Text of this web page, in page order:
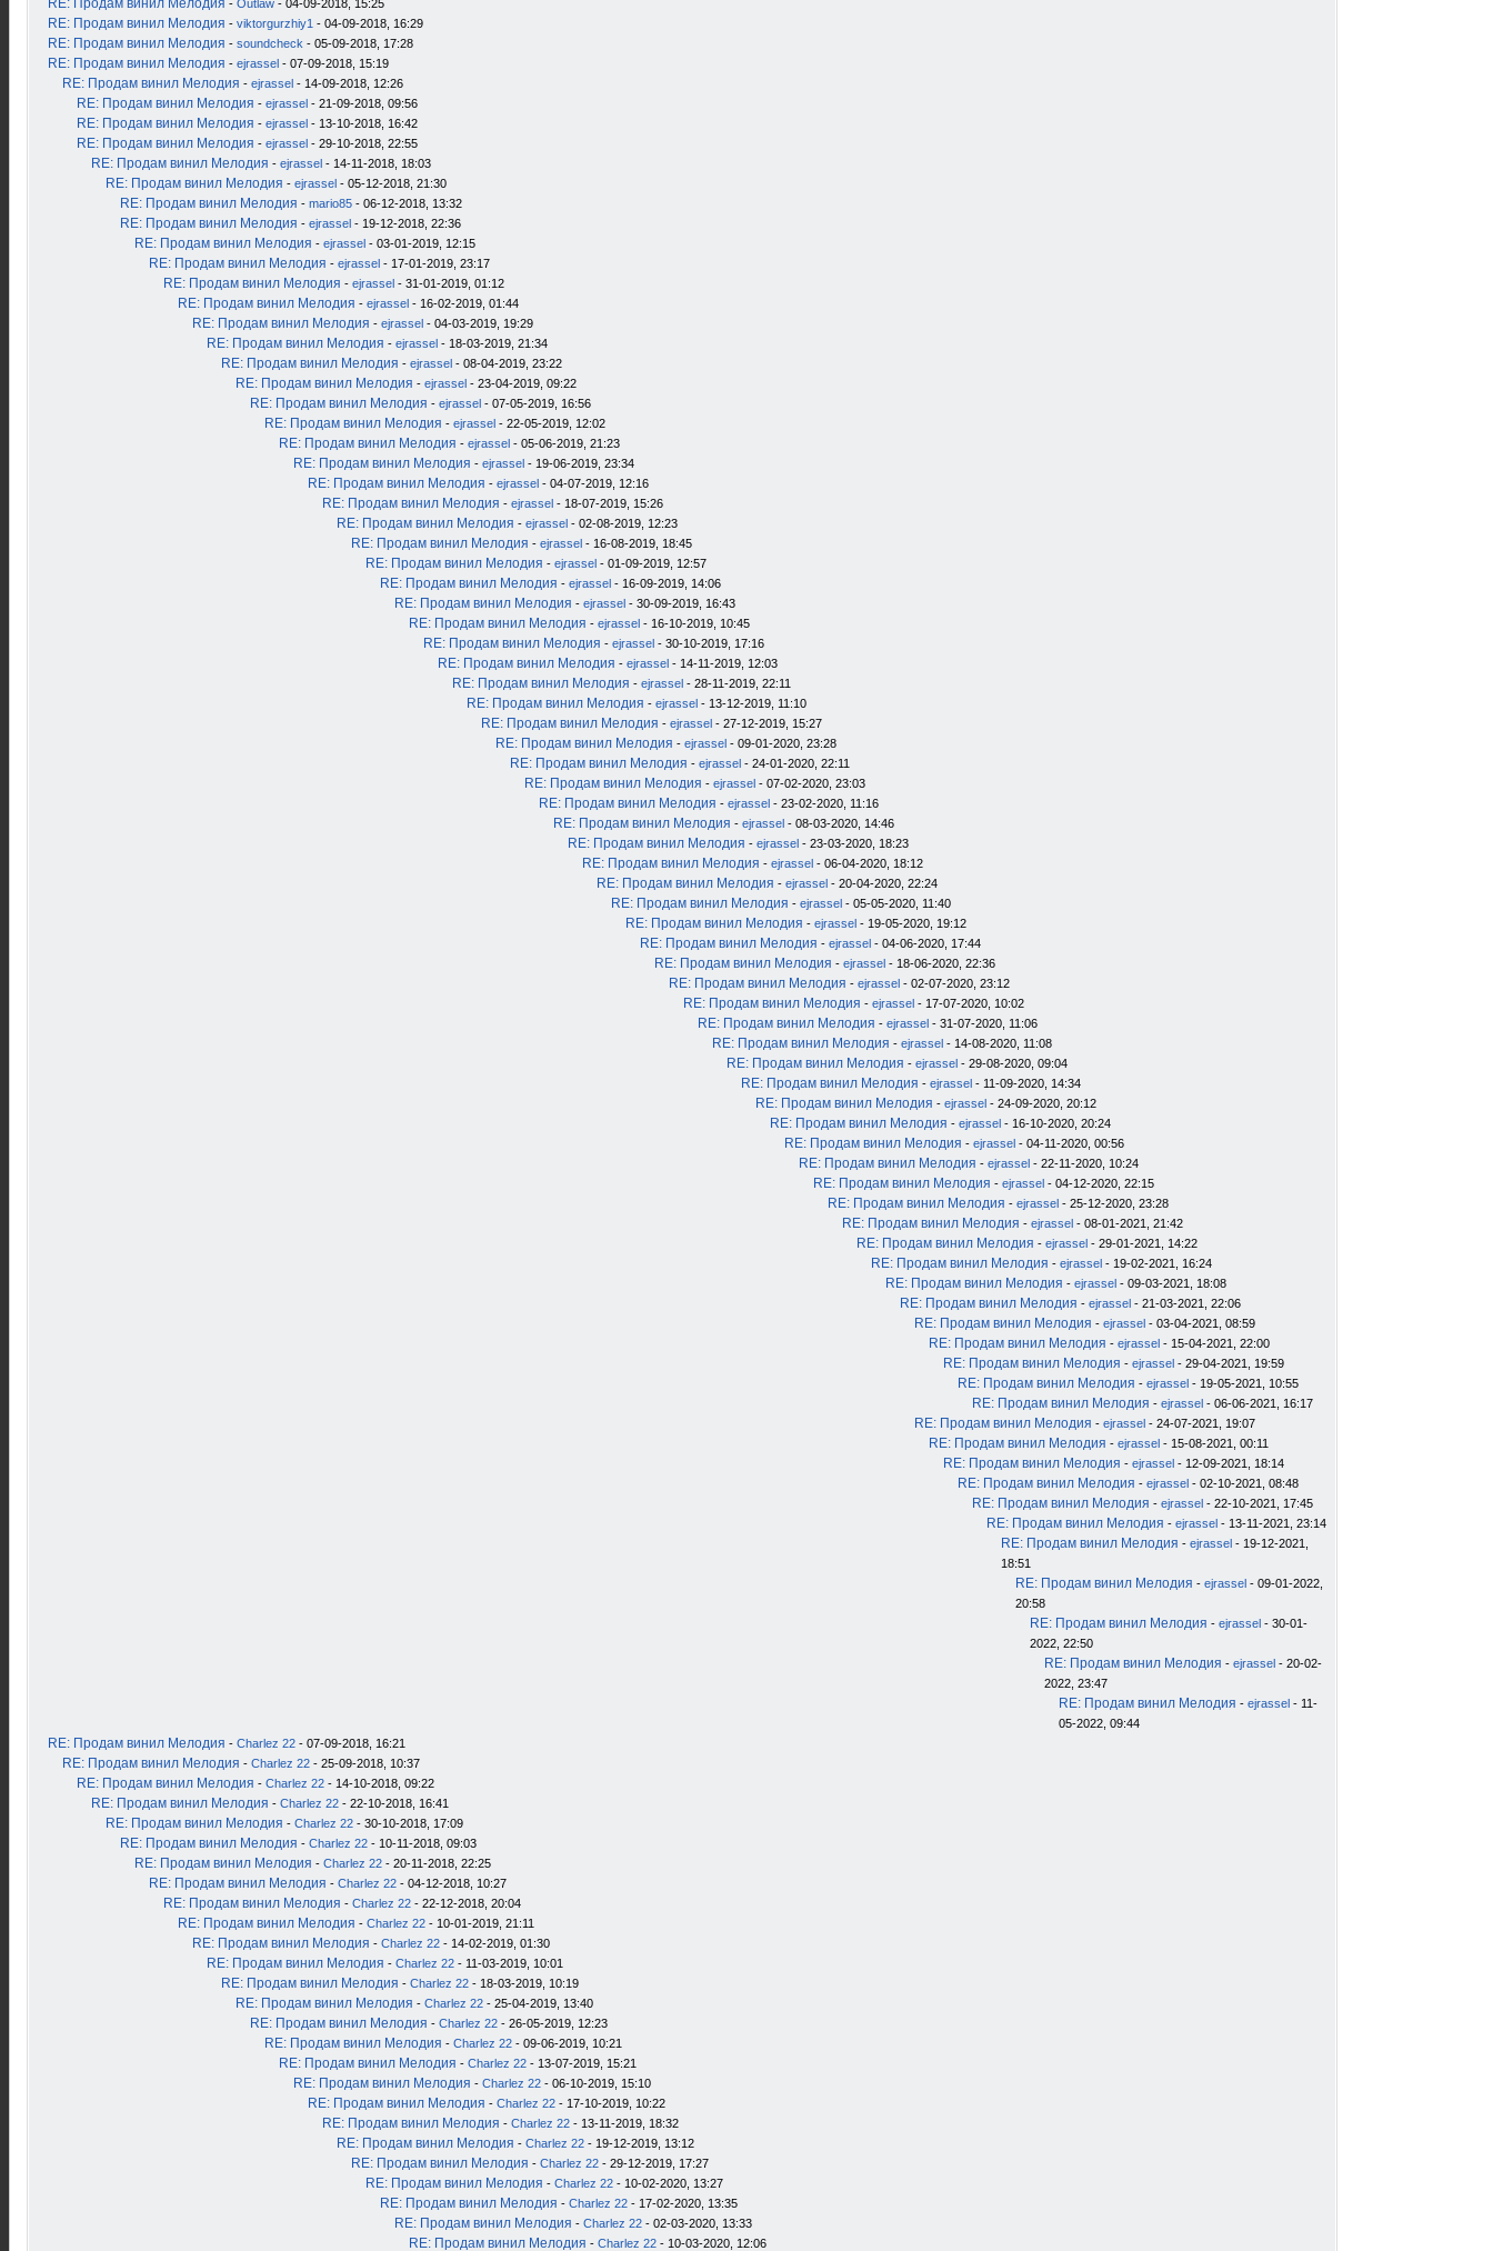
RE: Продам винил Мелодия - Outlaw - 04-09-2018, 15:25
RE: Продам винил Мелодия - viktorgurzhiy1 - 04-09-2018, 16:29
RE: Продам винил Мелодия - soundcheck - 05-09-2018, 17:28
RE: Продам винил Мелодия - ejrassel - 07-09-2018, 15:19
RE: Продам винил Мелодия - ejrassel - 14-09-2018, 12:26
RE: Продам винил Мелодия - ejrassel - 21-09-2018, 09:56
RE: Продам винил Мелодия - ejrassel - 13-10-2018, 16:42
RE: Продам винил Мелодия - ejrassel - 29-10-2018, 22:55
RE: Продам винил Мелодия - ejrassel - 14-11-2018, 18:03
RE: Продам винил Мелодия - ejrassel - 05-12-2018, 21:30
RE: Продам винил Мелодия - mario85 - 06-12-2018, 13:32
RE: Продам винил Мелодия - ejrassel - 19-12-2018, 22:36
RE: Продам винил Мелодия - ejrassel - 03-01-2019, 12:15
RE: Продам винил Мелодия - ejrassel - 17-01-2019, 23:17
RE: Продам винил Мелодия - ejrassel - 31-01-2019, 01:12
RE: Продам винил Мелодия - ejrassel - 16-02-2019, 01:44
RE: Продам винил Мелодия - ejrassel - 04-03-2019, 19:29
RE: Продам винил Мелодия - ejrassel - 18-03-2019, 21:34
RE: Продам винил Мелодия - ejrassel - 08-04-2019, 23:22
RE: Продам винил Мелодия - ejrassel - 23-04-2019, 09:22
RE: Продам винил Мелодия - ejrassel - 07-05-2019, 16:56
RE: Продам винил Мелодия - ejrassel - 22-05-2019, 12:02
RE: Продам винил Мелодия - ejrassel - 05-06-2019, 21:23
RE: Продам винил Мелодия - ejrassel - 19-06-2019, 23:34
RE: Продам винил Мелодия - ejrassel - 04-07-2019, 12:16
RE: Продам винил Мелодия - ejrassel - 18-07-2019, 15:26
RE: Продам винил Мелодия - ejrassel - 02-08-2019, 12:23
RE: Продам винил Мелодия - ejrassel - 16-08-2019, 18:45
RE: Продам винил Мелодия - ejrassel - 01-09-2019, 12:57
RE: Продам винил Мелодия - ejrassel - 16-09-2019, 14:06
RE: Продам винил Мелодия - ejrassel - 30-09-2019, 16:43
RE: Продам винил Мелодия - ejrassel - 16-10-2019, 10:45
RE: Продам винил Мелодия - ejrassel - 30-10-2019, 17:16
RE: Продам винил Мелодия - ejrassel - 14-11-2019, 12:03
RE: Продам винил Мелодия - ejrassel - 28-11-2019, 22:11
RE: Продам винил Мелодия - ejrassel - 13-12-2019, 11:10
RE: Продам винил Мелодия - ejrassel - 27-12-2019, 15:27
RE: Продам винил Мелодия - ejrassel - 09-01-2020, 23:28
RE: Продам винил Мелодия - ejrassel - 24-01-2020, 22:11
RE: Продам винил Мелодия - ejrassel - 07-02-2020, 23:03
RE: Продам винил Мелодия - ejrassel - 23-02-2020, 11:16
RE: Продам винил Мелодия - ejrassel - 08-03-2020, 14:46
RE: Продам винил Мелодия - ejrassel - 23-03-2020, 18:23
RE: Продам винил Мелодия - ejrassel - 06-04-2020, 18:12
RE: Продам винил Мелодия - ejrassel - 20-04-2020, 22:24
RE: Продам винил Мелодия - ejrassel - 05-05-2020, 11:40
RE: Продам винил Мелодия - ejrassel - 19-05-2020, 19:12
RE: Продам винил Мелодия - ejrassel - 04-06-2020, 17:44
RE: Продам винил Мелодия - ejrassel - 18-06-2020, 22:36
RE: Продам винил Мелодия - ejrassel - 02-07-2020, 23:12
RE: Продам винил Мелодия - ejrassel - 17-07-2020, 10:02
RE: Продам винил Мелодия - ejrassel - 31-07-2020, 11:06
RE: Продам винил Мелодия - ejrassel - 14-08-2020, 11:08
RE: Продам винил Мелодия - ejrassel - 29-08-2020, 09:04
RE: Продам винил Мелодия - ejrassel - 11-09-2020, 14:34
RE: Продам винил Мелодия - ejrassel - 24-09-2020, 20:12
RE: Продам винил Мелодия - ejrassel - 16-10-2020, 20:24
RE: Продам винил Мелодия - ejrassel - 04-11-2020, 00:56
RE: Продам винил Мелодия - ejrassel - 22-11-2020, 10:24
RE: Продам винил Мелодия - ejrassel - 04-12-2020, 22:15
RE: Продам винил Мелодия - ejrassel - 25-12-2020, 23:28
RE: Продам винил Мелодия - ejrassel - 08-01-2021, 21:42
RE: Продам винил Мелодия - ejrassel - 29-01-2021, 14:22
RE: Продам винил Мелодия - ejrassel - 19-02-2021, 16:24
RE: Продам винил Мелодия - ejrassel - 09-03-2021, 18:08
RE: Продам винил Мелодия - ejrassel - 21-03-2021, 22:06
RE: Продам винил Мелодия - ejrassel - 03-04-2021, 08:59
RE: Продам винил Мелодия - ejrassel - 15-04-2021, 22:00
RE: Продам винил Мелодия - ejrassel - 29-04-2021, 19:59
RE: Продам винил Мелодия - ejrassel - 19-05-2021, 10:55
RE: Продам винил Мелодия - ejrassel - 06-06-2021, 16:17
RE: Продам винил Мелодия - ejrassel - 24-07-2021, 19:07
RE: Продам винил Мелодия - ejrassel - 15-08-2021, 00:11
RE: Продам винил Мелодия - ejrassel - 12-09-2021, 18:14
RE: Продам винил Мелодия - ejrassel - 02-10-2021, 08:48
RE: Продам винил Мелодия - ejrassel - 22-10-2021, 17:45
RE: Продам винил Мелодия - ejrassel - 13-11-2021, 23:14
RE: Продам винил Мелодия - ejrassel - 19-12-2021,
18:51
RE: Продам винил Мелодия - ejrassel - 09-01-2022,
20:58
RE: Продам винил Мелодия - ejrassel - 30-01-
2022, 22:50
RE: Продам винил Мелодия - ejrassel - 20-02-
2022, 23:47
RE: Продам винил Мелодия - ejrassel - 11-
05-2022, 09:44
RE: Продам винил Мелодия - Charlez 22 - 07-09-2018, 16:21
RE: Продам винил Мелодия - Charlez 22 - 25-09-2018, 10:37
RE: Продам винил Мелодия - Charlez 22 - 14-10-2018, 09:22
RE: Продам винил Мелодия - Charlez 22 - 22-10-2018, 16:41
RE: Продам винил Мелодия - Charlez 22 - 30-10-2018, 17:09
RE: Продам винил Мелодия - Charlez 22 - 10-11-2018, 09:03
RE: Продам винил Мелодия - Charlez 22 - 20-11-2018, 22:25
RE: Продам винил Мелодия - Charlez 22 - 04-12-2018, 10:27
RE: Продам винил Мелодия - Charlez 22 - 22-12-2018, 20:04
RE: Продам винил Мелодия - Charlez 22 - 10-01-2019, 21:11
RE: Продам винил Мелодия - Charlez 22 - 14-02-2019, 01:30
RE: Продам винил Мелодия - Charlez 22 - 11-03-2019, 10:01
RE: Продам винил Мелодия - Charlez 22 - 18-03-2019, 10:19
RE: Продам винил Мелодия - Charlez 22 - 25-04-2019, 13:40
RE: Продам винил Мелодия - Charlez 22 - 26-05-2019, 12:23
RE: Продам винил Мелодия - Charlez 22 - 09-06-2019, 10:21
RE: Продам винил Мелодия - Charlez 22 - 13-07-2019, 15:21
RE: Продам винил Мелодия - Charlez 22 - 06-10-2019, 15:10
RE: Продам винил Мелодия - Charlez 22 - 17-10-2019, 10:22
RE: Продам винил Мелодия - Charlez 22 - 13-11-2019, 18:32
RE: Продам винил Мелодия - Charlez 22 - 19-12-2019, 13:12
RE: Продам винил Мелодия - Charlez 22 - 29-12-2019, 17:27
RE: Продам винил Мелодия - Charlez 22 - 10-02-2020, 13:27
RE: Продам винил Мелодия - Charlez 22 - 17-02-2020, 13:35
RE: Продам винил Мелодия - Charlez 22 - 02-03-2020, 13:33
RE: Продам винил Мелодия - Charlez 22 - 10-03-2020, 12:06